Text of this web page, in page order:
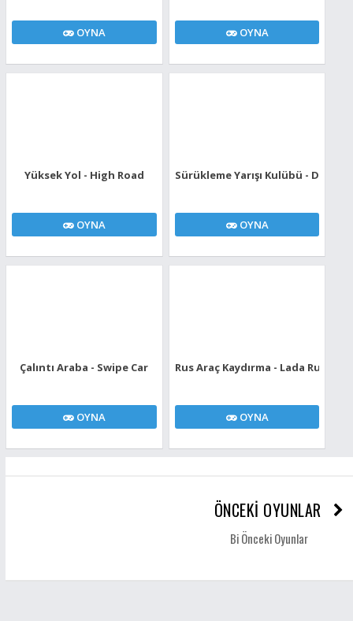
OYNA OYNA
Yüksek Yol - High Road
OYNA
Sürükleme Yarışı Kulübü - Drag
OYNA
Çalıntı Araba - Swipe Car
OYNA
Rus Araç Kaydırma - Lada
OYNA
ÖNCEKİ OYUNLAR
Bi Önceki Oyunlar